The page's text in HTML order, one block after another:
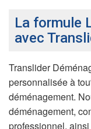
La formule
avec
Translider
personnalisée à
déménagement.
déménagement,
professionnel,